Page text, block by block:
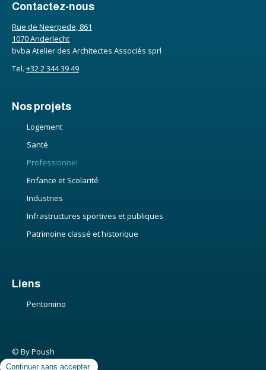
Contactez-nous
Rue de Neerpede, 861
1070 Anderlecht
bvba Atelier des Architectes Associés sprl
Tel. +32 2 344 39 49
Nos projets
Logement
Santé
Professionnel
Enfance et Scolarité
Industries
Infrastructures sportives et publiques
Patrimoine classé et historique
Liens
Pentomino
© By Poush